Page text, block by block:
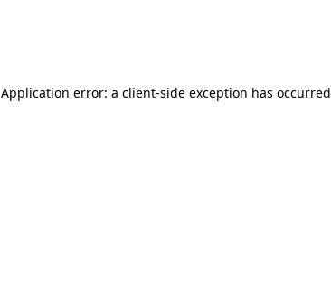
Application error: a client-side exception has occurred